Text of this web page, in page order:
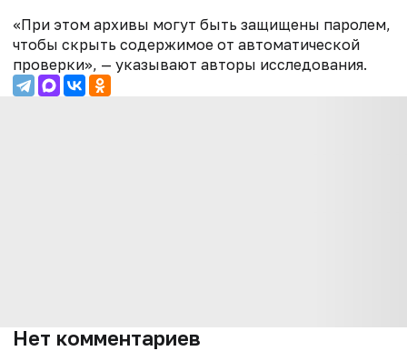
«При этом архивы могут быть защищены паролем,
чтобы скрыть содержимое от автоматической
проверки», — указывают авторы исследования.
Нет комментариев